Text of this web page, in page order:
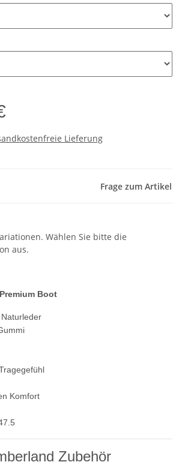
Lieferung
Frage zum Artikel
Wählen Sie bitte die
aus.
Boot
Komfort
Zubehör